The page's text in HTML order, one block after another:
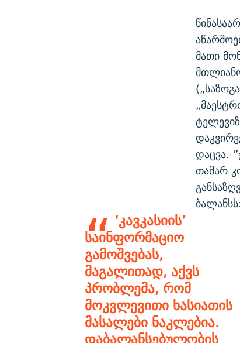
მათი
დაცვა.
თამარ
ბალანსს:
‘კავკასიის’
საინფორმაციო
გამოშვებას,
მაგალითად, აქვს
პრობლემა, რომ
მოკვლევითი ხასიათის
მასალები ნაკლებია.